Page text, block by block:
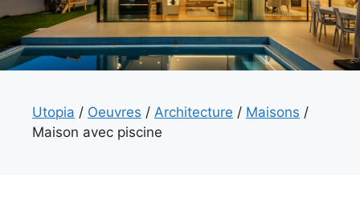
Utopia / Oeuvres / Architecture / Maisons /
Maison avec piscine